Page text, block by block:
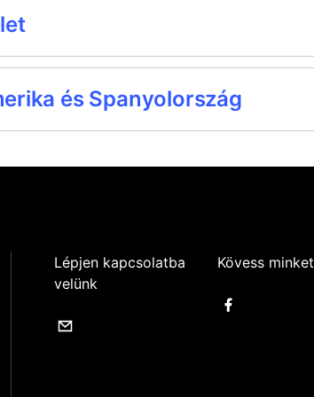
és Spanyolország
Lépjen kapcsolatba
velünk
Kövess minket